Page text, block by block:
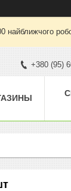
найближчого
+380 (95)